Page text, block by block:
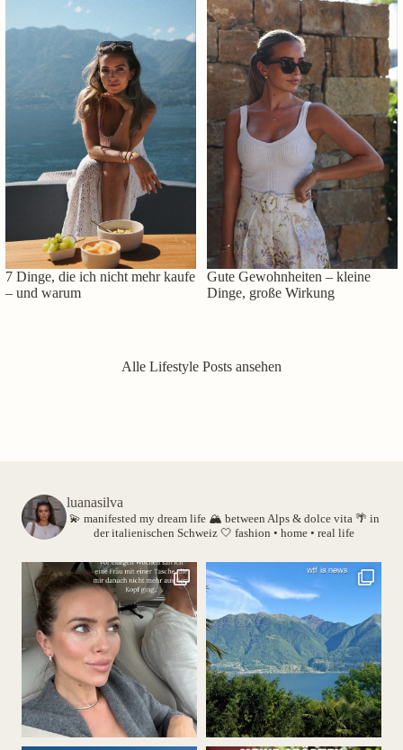
7 Dinge, die ich nicht mehr kaufe
– und warum
Gute Gewohnheiten – kleine
Dinge, große Wirkung
Alle Lifestyle Posts ansehen
luanasilva
💫 manifested my dream life 🏔️ between Alps & dolce vita 🌴 in
der italienischen Schweiz 🤍 fashion • home • real life